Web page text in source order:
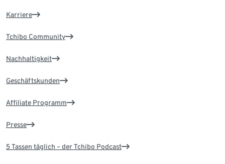
Karriere
Tchibo Community
Nachhaltigkeit
Geschäftskunden
Affiliate Programm
Presse
5 Tassen täglich – der Tchibo Podcast